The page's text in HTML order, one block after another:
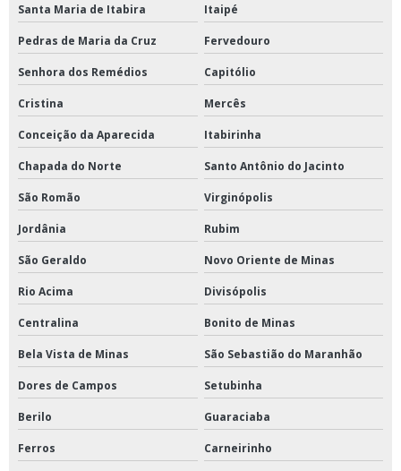
Santa Maria de Itabira Itaipé
Pedras de Maria da Cruz Fervedouro
Senhora dos Remédios Capitólio
Cristina Mercês
Conceição da Aparecida Itabirinha
Chapada do Norte Santo Antônio do Jacinto
São Romão Virginópolis
Jordânia Rubim
São Geraldo Novo Oriente de Minas
Rio Acima Divisópolis
Centralina Bonito de Minas
Bela Vista de Minas São Sebastião do Maranhão
Dores de Campos Setubinha
Berilo Guaraciaba
Ferros Carneirinho